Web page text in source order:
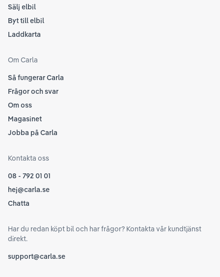
Sälj elbil
Byt till elbil
Laddkarta
Om Carla
Så fungerar Carla
Frågor och svar
Om oss
Magasinet
Jobba på Carla
Kontakta oss
08 - 792 01 01
hej@carla.se
Chatta
Har du redan köpt bil och har frågor? Kontakta vår kundtjänst
direkt.
support@carla.se